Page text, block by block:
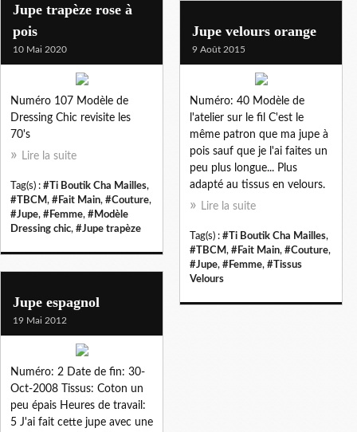
Jupe trapèze rose à
pois
10 Mai 2020
Numéro 107 Modèle de
Dressing Chic revisite les
70's
Lire la suite
Tag(s) : #Ti Boutik Cha Mailles,
#TBCM, #Fait Main, #Couture,
#Jupe, #Femme, #Modèle
Dressing chic, #Jupe trapèze
Jupe velours orange
9 Août 2015
Numéro: 40 Modèle de
l'atelier sur le fil C'est le
même patron que ma jupe à
pois sauf que je l'ai faites un
peu plus longue... Plus
adapté au tissus en velours.
Lire la suite
Tag(s) : #Ti Boutik Cha Mailles,
#TBCM, #Fait Main, #Couture,
#Jupe, #Femme, #Tissus
Velours
Jupe espagnol
19 Mai 2012
Numéro: 2 Date de fin: 30-
Oct-2008 Tissus: Coton un
peu épais Heures de travail:
5 J'ai fait cette jupe avec une